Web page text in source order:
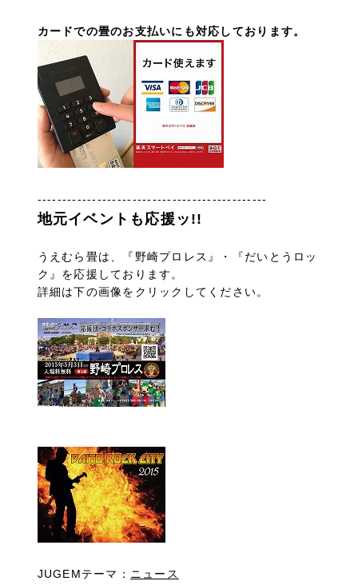
カードでの畳のお支払いにも対応しております。
----------------------------------------------
地元イベントも応援ッ!!
うえむら畳は、『野崎プロレス』・『だいとうロッ
ク』を応援しております。
詳細は下の画像をクリックしてください。
JUGEMテーマ： ニュース